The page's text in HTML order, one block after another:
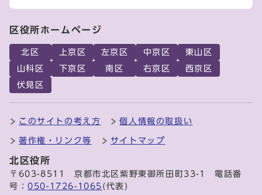
区役所ホームページ
北区 上京区 左京区 中京区
東山区
山科区
下京区 南区 右京区
西京区
伏見区
このサイトの考え方 個人情報の取扱い
著作権・リンク等 サイトマップ
北区役所
〒603-8511 京都市北区紫野東御所田町33-1 電話番
号：050-1726-1065 (代表)